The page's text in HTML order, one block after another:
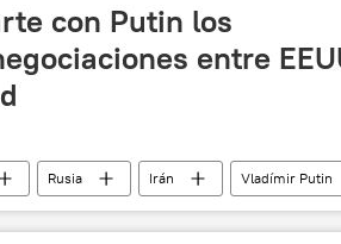
con Putin los
entre
Rusia Irán
Vladímir Putin
Escalada entre EEUU, Israel e Irán 🌍